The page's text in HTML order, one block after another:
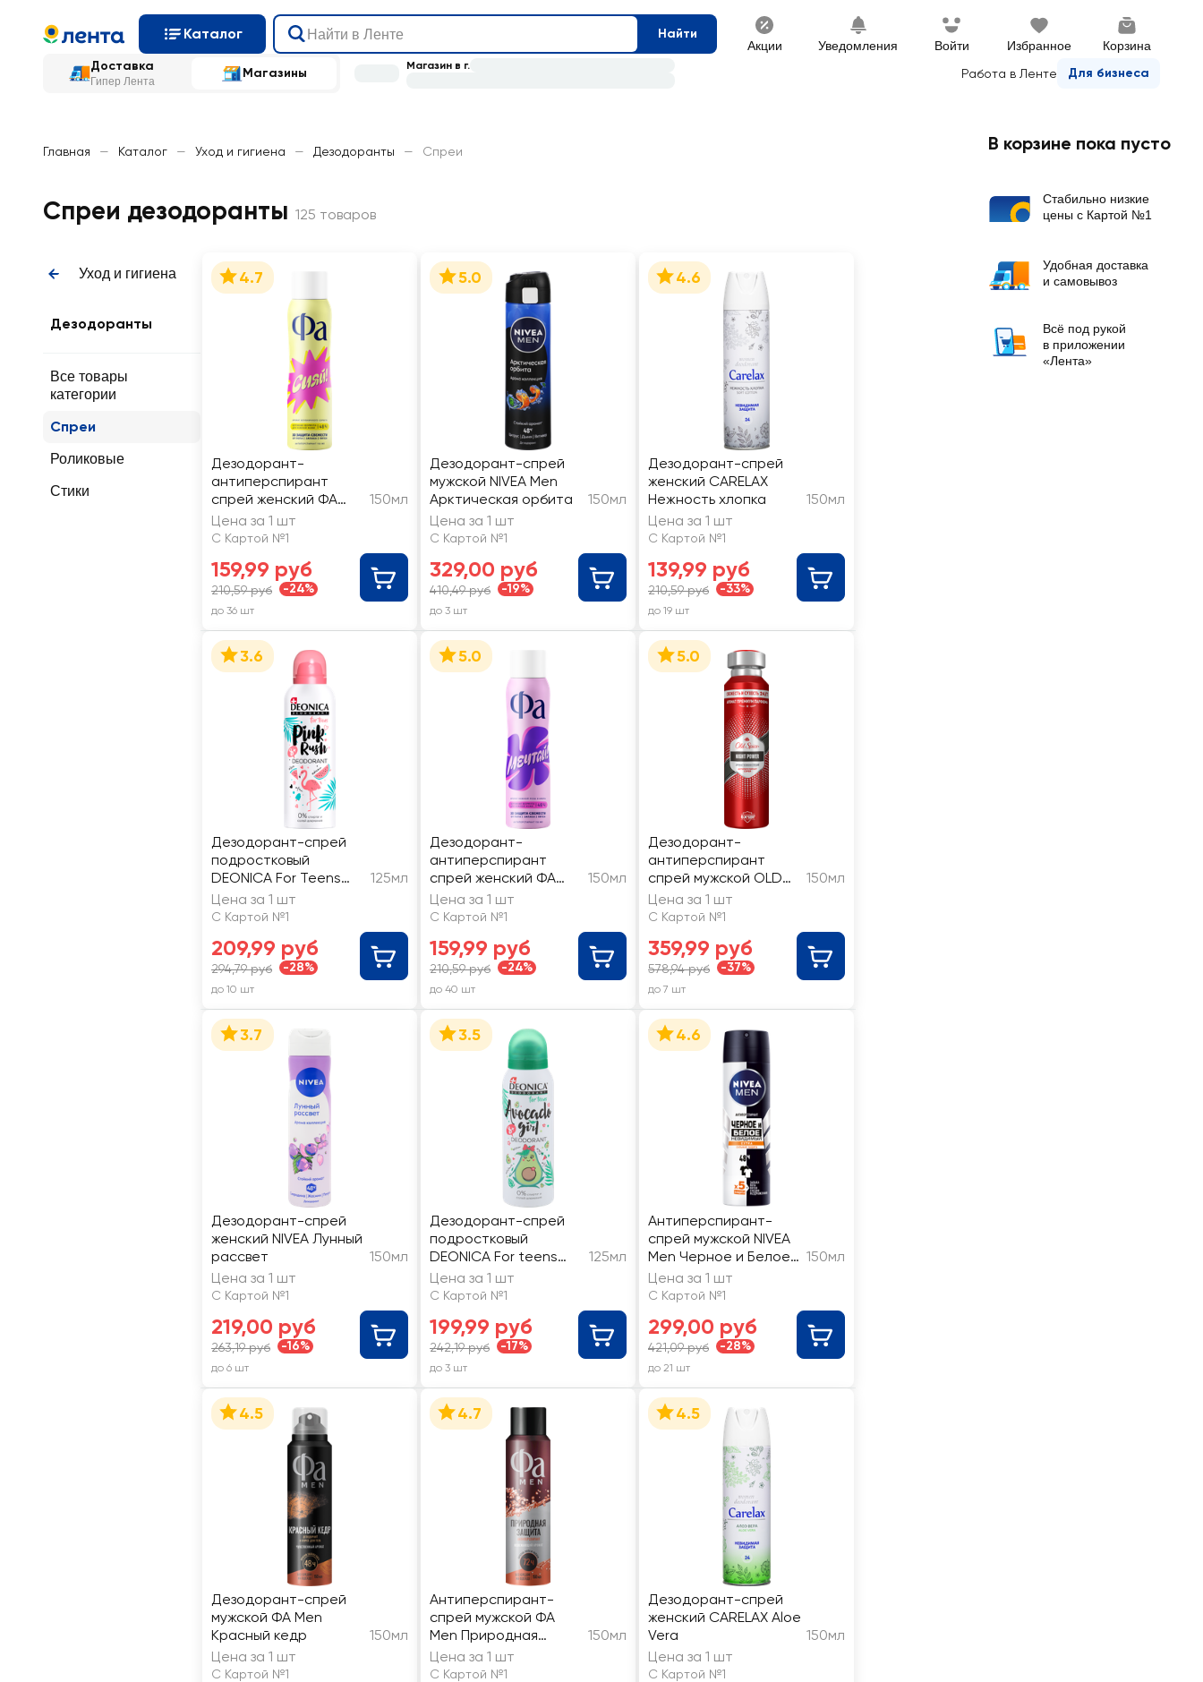
Каталог Найти
Акции Уведомления Войти Избранное Корзина
Доставка
Гипер Лента
Магазины Работа в Ленте Для бизнеса
Магазин в г.
Главная — Каталог — Уход и гигиена — Дезодоранты — Спреи
Спреи дезодоранты 125 товаров
Уход и гигиена
Дезодоранты
Все товары
категории
Спреи
Роликовые
Стики
4.7
Дезодорант-
антиперспирант
спрей женский ФА
Сияй!
150мл
Цена за 1 шт
С Картой №1
159,99 руб
210,59 руб -24%
до 36 шт
5.0
Дезодорант-спрей
мужской NIVEA Men
Арктическая орбита
150мл
Цена за 1 шт
С Картой №1
329,00 руб
410,49 руб -19%
до 3 шт
4.6
Дезодорант-спрей
женский CARELAX
Нежность хлопка
150мл
Цена за 1 шт
С Картой №1
139,99 руб
210,59 руб -33%
до 19 шт
3.6
Дезодорант-спрей
подростковый
DEONICA For Teens
Pink Rush
125мл
Цена за 1 шт
С Картой №1
209,99 руб
294,79 руб -28%
до 10 шт
5.0
Дезодорант-
антиперспирант
спрей женский ФА
Мечтай!
150мл
Цена за 1 шт
С Картой №1
159,99 руб
210,59 руб -24%
до 40 шт
5.0
Дезодорант-
антиперспирант
спрей мужской OLD
SPICE Night power
150мл
Цена за 1 шт
С Картой №1
359,99 руб
578,94 руб -37%
до 7 шт
3.7
Дезодорант-спрей
женский NIVEA Лунный
рассвет
150мл
Цена за 1 шт
С Картой №1
219,00 руб
263,19 руб -16%
до 6 шт
3.5
Дезодорант-спрей
подростковый
DEONICA For teens
Avocado Girl
125мл
Цена за 1 шт
С Картой №1
199,99 руб
242,19 руб -17%
до 3 шт
4.6
Антиперспирант-
спрей мужской NIVEA
Men Черное и Белое
Невидимый Extra
150мл
Цена за 1 шт
С Картой №1
299,00 руб
421,09 руб -28%
до 21 шт
4.5
Дезодорант-спрей
мужской ФА Men
Красный кедр
150мл
Цена за 1 шт
С Картой №1
4.7
Антиперспирант-
спрей мужской ФА
Men Природная
защита с ароматом
гуараны
150мл
Цена за 1 шт
С Картой №1
4.5
Дезодорант-спрей
женский CARELAX Aloe
Vera
150мл
Цена за 1 шт
С Картой №1
В корзине пока пусто
Стабильно низкие
цены с Картой №1
Удобная доставка
и самовывоз
Всё под рукой
в приложении
«Лента»